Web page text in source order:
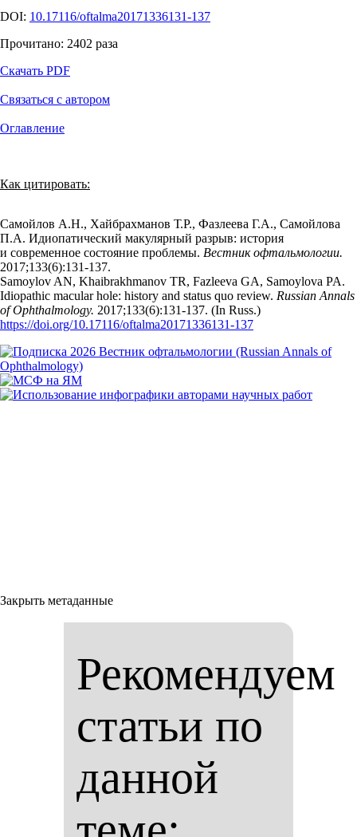
DOI: 10.17116/oftalma20171336131-137
Прочитано: 2402 раза
Скачать PDF
Связаться с автором
Оглавление
Как цитировать:
Самойлов А.Н., Хайбрахманов Т.Р., Фазлеева Г.А., Самойлова
П.А. Идиопатический макулярный разрыв: история
и современное состояние проблемы. Вестник офтальмологии.
2017;133(6):131‑137.
Samoylov AN, Khaibrakhmanov TR, Fazleeva GA, Samoylova PA.
Idiopathic macular hole: history and status quo review. Russian Annals
of Ophthalmology. 2017;133(6):131‑137. (In Russ.)
https://doi.org/10.17116/oftalma20171336131-137
Закрыть метаданные
Рекомендуем
статьи по
данной